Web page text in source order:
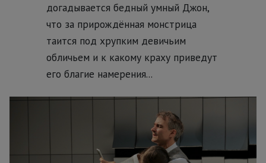
догадывается бедный умный Джон,
что за прирождённая монстрица
таится под хрупким девичьим
обличьем и к какому краху приведут
его благие намерения...